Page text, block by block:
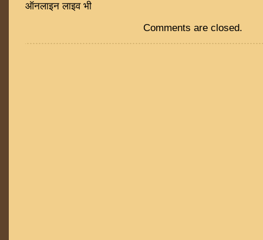
ऑनलाइन लाइव भी
Comments are closed.